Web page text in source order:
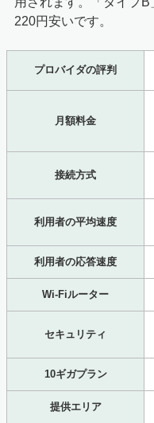
220円安いです。
プロバイダの評判
月額料金
接続方式
利用者の平均速度
利用者の応答速度
Wi-Fiルーター
セキュリティ
10ギガプラン
提供エリア